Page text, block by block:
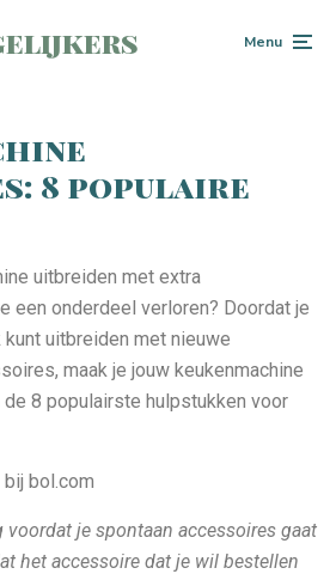
Menu
8 populaire
uitbreiden met extra
een onderdeel verloren? Doordat je
uitbreiden met nieuwe
maak je jouw keukenmachine
8 populairste hulpstukken voor
bol.com
voordat je spontaan accessoires gaat
het accessoire dat je wil bestellen